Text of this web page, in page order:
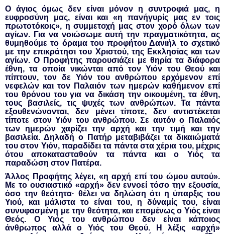
Ο άγιος όμως δεν είναι μόνον η συντροφιά μας, η
ευφροσύνη μας, είναι και «η πανήγυρίς μας εν τοις
πρωτοτόκοις», η συμμετοχή μας στον χορό όλων των
αγίων. Για να νοιώσωμε αυτή την πραγματικότητα, ας
θυμηθούμε το όραμα του προφήτου Δανιήλ το σχετικό
με την επικράτησι του Χριστού, της Εκκλησίας και των
αγίων. Ο Προφήτης παρουσιάζει με θηρία τα διάφορα
έθνη, τα οποία νικώνται από τον Υιόν του Θεού και
πίπτουν, τον δε Υιόν του ανθρώπου ερχόμενον επί
νεφελών και τον Παλαιόν των ημερών καθήμενον επί
του θρόνου του για να δικάση την οικουμένη, τα έθνη,
τους βασιλείς, τις ψυχές των ανθρώπων. Τα πάντα
εξουθενώνονται, δεν μένει τίποτε, δεν αντιστέκεται
τίποτε στον Υιόν του ανθρώπου. Σε αυτόν ο Παλαιός
των ημερών χαρίζει την αρχή και την τιμή και την
βασιλεία. Δηλαδή ο Πατήρ μεταβιβάζει τα δικαιώματά
του στον Υιόν, παραδίδει τα πάντα στα χέρια του, μέχρις
ότου αποκατασταθούν τα πάντα και ο Υιός τα
παραδώση στον Πατέρα.
Άλλος Προφήτης λέγει, «η αρχή επί του ώμου αυτού».
Με το ουσιαστικό «αρχή» δεν εννοεί τόσο την εξουσία,
όσο την θεότητα· θέλει να δηλώση ότι η ύπαρξις του
Υιού, και μάλιστα το είναι του, η δύναμίς του, είναι
συνυφασμένη με την θεότητα, και επομένως ο Υιός είναι
Θεός. Ο Υιός του ανθρώπου δεν είναι κάποιος
άνθρωπος αλλά ο Υιός του Θεού. Η λέξις «αρχή»